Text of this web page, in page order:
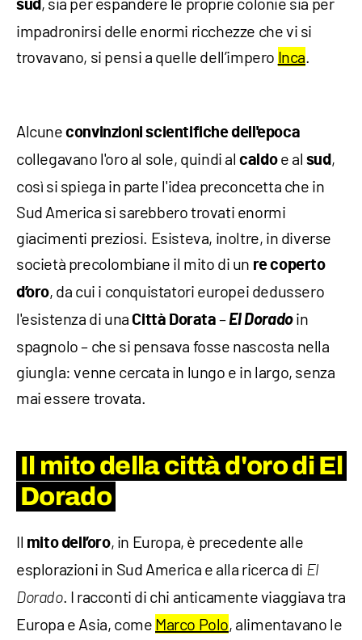
sud
impadronirsi delle enormi ricchezze che vi si
trovavano, si pensi a quelle dell’impero Inca.
Alcuneconvinzioni scientifiche dell'epoca
collegavano l'oro al sole, quindi alcaldoe al sud,
così si spiega in parte l'idea preconcetta che in
Sud America si sarebbero trovati enormi
giacimenti preziosi. Esisteva, inoltre, in diverse
società precolombiane il mito di un re coperto
d’oro, da cui i conquistatori europei dedussero
l'esistenza di una Città Dorata –El Doradoin
spagnolo – che si pensava fosse nascosta nella
giungla: venne cercata in lungo e in largo, senza
mai essere trovata.
Il mito della città d'oro di El
Dorado
Il mito dell’oro, in Europa, è precedente alle
esplorazioni in Sud America e alla ricerca di El
Dorado. I racconti di chi anticamente viaggiava tra
Europa e Asia, come Marco Polo, alimentavano le